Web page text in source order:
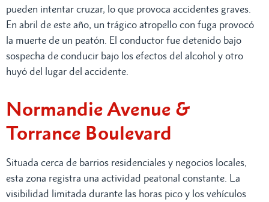
pueden intentar cruzar, lo que provoca accidentes graves.
En abril de este año, un trágico atropello con fuga provocó
la muerte de un peatón. El conductor fue detenido bajo
sospecha de conducir bajo los efectos del alcohol y otro
huyó del lugar del accidente.
Normandie Avenue &
Torrance Boulevard
Situada cerca de barrios residenciales y negocios locales,
esta zona registra una actividad peatonal constante. La
visibilidad limitada durante las horas pico y los vehículos